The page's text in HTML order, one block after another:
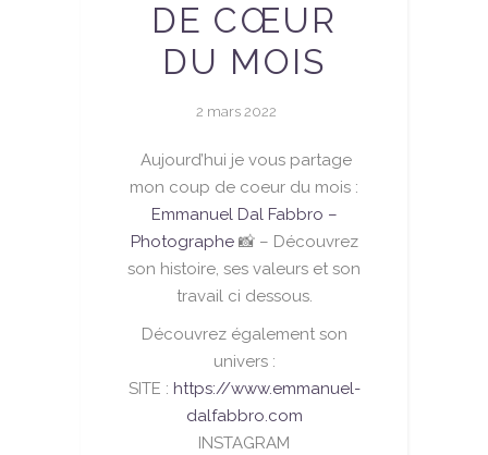
DE CŒUR
DU MOIS
2 mars 2022
Aujourd’hui je vous partage
mon coup de coeur du mois :
Emmanuel Dal Fabbro –
Photographe 📸 – Découvrez
son histoire, ses valeurs et son
travail ci dessous.
Découvrez également son
univers :
SITE : https://www.emmanuel-
dalfabbro.com
INSTAGRAM